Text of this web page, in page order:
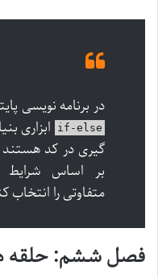
در برنامه نویسی
if-else
ابزاری
گیری در کد هستند
بر اساس شرایط
متفاوتی را انتخاب
فصل ششم: حلقه